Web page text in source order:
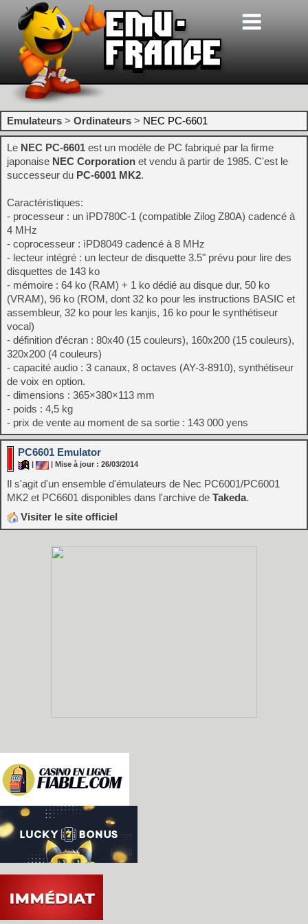
Emulateurs > Ordinateurs > NEC PC-6601
Le NEC PC-6601 est un modèle de PC fabriqué par la firme
japonaise NEC Corporation et vendu à partir de 1985. C'est le
successeur du PC-6001 MK2.
Caractéristiques:
- processeur : un ìPD780C-1 (compatible Zilog Z80A) cadencé à
4 MHz
- coprocesseur : ìPD8049 cadencé à 8 MHz
- lecteur intégré : un lecteur de disquette 3.5" prévu pour lire des
disquettes de 143 ko
- mémoire : 64 ko (RAM) + 1 ko dédié au disque dur, 50 ko
(VRAM), 96 ko (ROM, dont 32 ko pour les instructions BASIC et
assembleur, 32 ko pour les kanjis, 16 ko pour le synthétiseur
vocal)
- définition d’écran : 80x40 (15 couleurs), 160x200 (15 couleurs),
320x200 (4 couleurs)
- capacité audio : 3 canaux, 8 octaves (AY-3-8910), synthétiseur
de voix en option.
- dimensions : 365×380×113 mm
- poids : 4,5 kg
- prix de vente au moment de sa sortie : 143 000 yens
PC6601 Emulator
| Mise à jour : 26/03/2014
Il s'agit d'un ensemble d'émulateurs de Nec PC6001/PC6001
MK2 et PC6601 disponibles dans l'archive de Takeda.
Visiter le site officiel